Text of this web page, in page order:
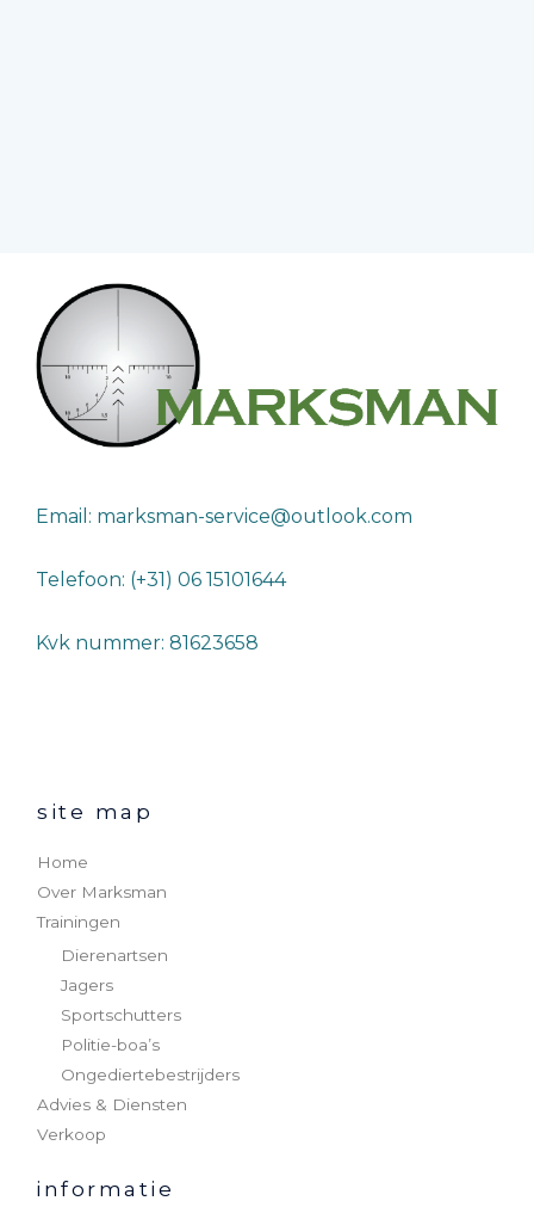
Email: marksman-service@outlook.com
Telefoon: (+31) 06 15101644
Kvk nummer: 81623658
site map
Home
Over Marksman
Trainingen
Dierenartsen
Jagers
Sportschutters
Politie-boa’s
Ongediertebestrijders
Advies & Diensten
Verkoop
informatie